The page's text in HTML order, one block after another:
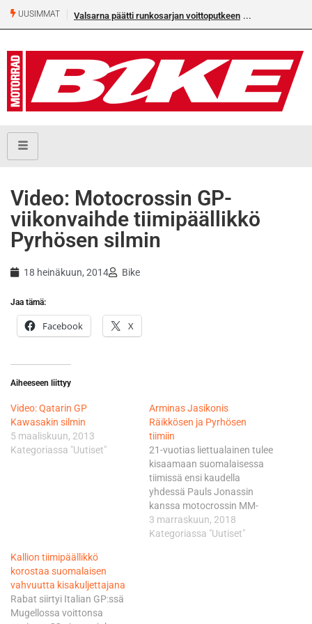
UUSIMMAT Valsarna päätti runkosarjan voittoputkeen
Video: Motocrossin GP-
viikonvaihde tiimipäällikkö
Pyrhösen silmin
18 heinäkuun, 2014 Bike
Jaa tämä:
Facebook X
Aiheeseen liittyy
Video: Qatarin GP
Kawasakin silmin
5 maaliskuun, 2013
Kategoriassa "Uutiset"
Arminas Jasikonis
Räikkösen ja Pyrhösen
tiimiin
21-vuotias liettualainen tulee
kisaamaan suomalaisessa
tiimissä ensi kaudella
yhdessä Pauls Jonassin
kanssa motocrossin MM-
sarjan pääluokassa MXGP.
Jasikonis nousi MM-sarjaan
3 marraskuun, 2018
Kategoriassa "Uutiset"
Kallion tiimipäällikkö
korostaa suomalaisen
vahvuutta kisakuljettajana
Rabat siirtyi Italian GP:ssä
Mugellossa voittonsa